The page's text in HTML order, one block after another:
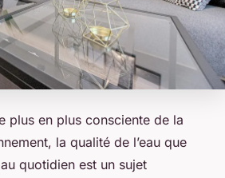
plus en plus consciente de la
la qualité de l’eau que
quotidien est un sujet